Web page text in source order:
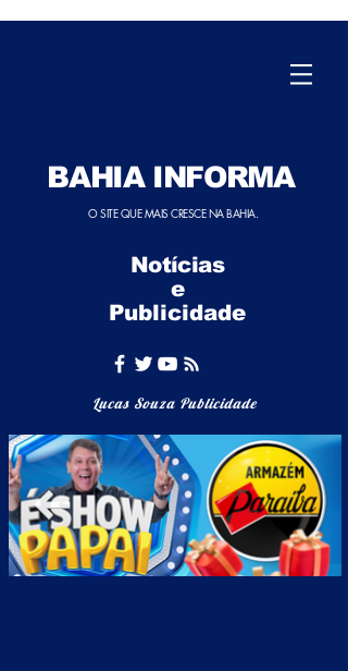
BAHIA INFORMA
O SITE QUE MAIS CRESCE NA BAHIA.
Notícias
e
Publicidade
Lucas Souza Publicidade